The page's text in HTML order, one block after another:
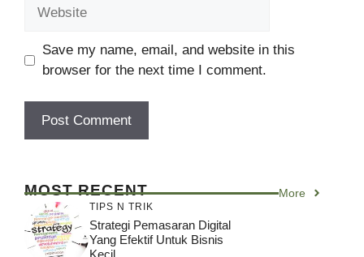
Save my name, email, and website in this
browser for the next time I comment.
MOST RECENT More
TIPS N TRIK
Strategi Pemasaran Digital
Yang Efektif Untuk Bisnis
Kecil